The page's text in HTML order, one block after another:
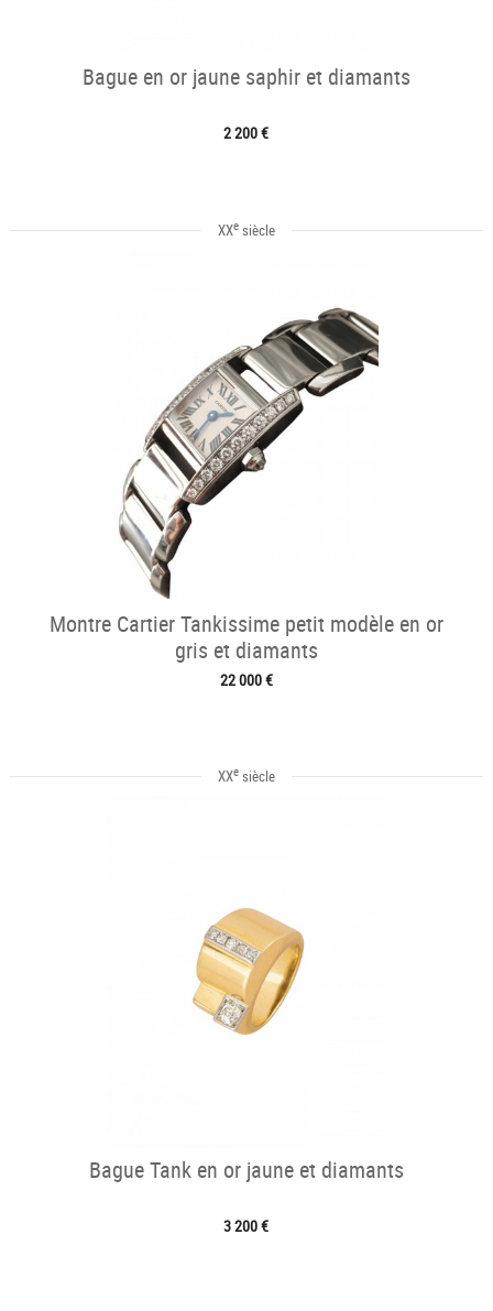
Bague en or jaune saphir et diamants
2 200 €
XXesiècle
Montre Cartier Tankissime petit modèle en or
gris et diamants
22 000 €
XXesiècle
Bague Tank en or jaune et diamants
3 200 €